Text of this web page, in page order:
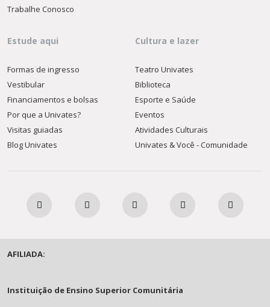
Trabalhe Conosco
Estude aqui
Formas de ingresso
Vestibular
Financiamentos e bolsas
Por que a Univates?
Visitas guiadas
Blog Univates
Cultura e lazer
Teatro Univates
Biblioteca
Esporte e Saúde
Eventos
Atividades Culturais
Univates & Você - Comunidade
AFILIADA:
Instituição de Ensino Superior Comunitária